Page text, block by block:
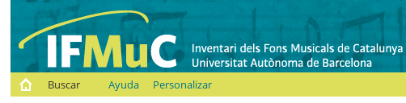
Buscar
Ayuda Personalizar